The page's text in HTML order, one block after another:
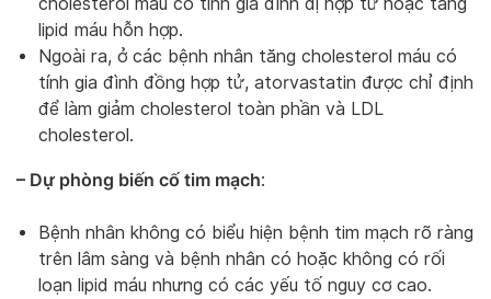
lipid máu hỗn hợp.
Ngoài ra, ở các bệnh nhân tăng cholesterol máu có
tính gia đình đồng hợp tử, atorvastatin được chỉ định
để làm giảm cholesterol toàn phần và LDL
cholesterol.
– Dự phòng biến cố tim mạch:
Bệnh nhân không có biểu hiện bệnh tim mạch rõ ràng
trên lâm sàng và bệnh nhân có hoặc không có rối
loạn lipid máu nhưng có các yếu tố nguy cơ cao.